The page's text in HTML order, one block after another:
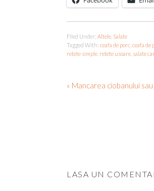
Filed Under: Altele Salate
Tagged With: ceafa de porc ceafa de
retete simple retete usoare salate
« Mancarea ciobanului
LASA UN